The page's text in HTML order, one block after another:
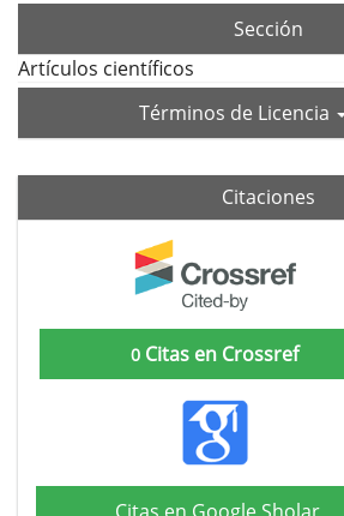
Sección
Artículos científicos
Términos de Licencia
Citaciones
0 Citas en Crossref